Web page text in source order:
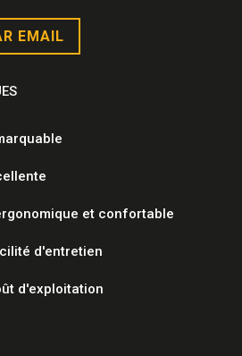
EMAIL
et confortable
d'entretien
d'exploitation